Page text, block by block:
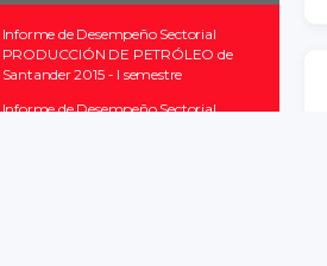
Informe de Desempeño Sectorial
PRODUCCIÓN DE PETRÓLEO de
Santander 2015 - I semestre
Informe de Desempeño Sectorial